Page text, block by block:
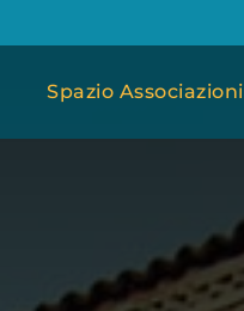
Spazio Associazioni